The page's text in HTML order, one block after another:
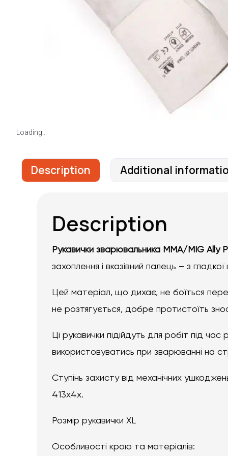
Loading...
Description Additional
Description
Рукавички зварювальника MMA/MIG Ally
захоплення і вказівний палець – з гладкої
Цей матеріал, що дихає, не боїться
не розтягується, добре протистоїть
Ці рукавички підійдуть для робіт під
використовуватись при зварюванні на
Ступінь захисту від механічних
413x4x.
Розмір рукавички XL
Особливості крою та матеріалів: